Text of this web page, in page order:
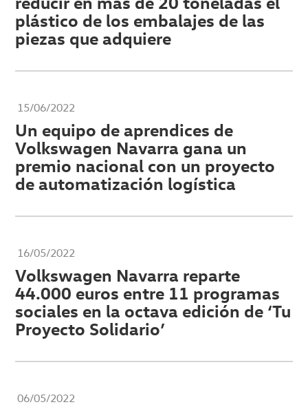
plástico de los embalajes de las
piezas que adquiere
15/06/2022
Un equipo de aprendices de
Volkswagen Navarra gana un
premio nacional con un proyecto
de automatización logística
16/05/2022
Volkswagen Navarra reparte
44.000 euros entre 11 programas
sociales en la octava edición de ‘Tu
Proyecto Solidario’
06/05/2022